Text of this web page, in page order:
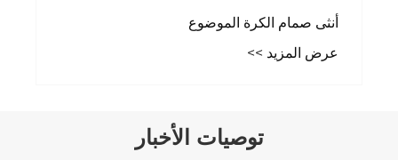
أنثى صمام الكرة الموضوع
عرض المزيد >>
توصيات الأخبار